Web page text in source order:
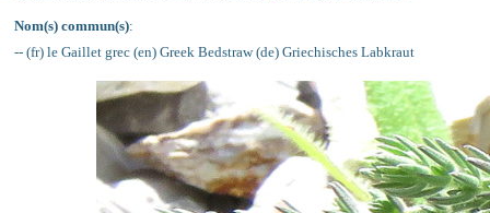
Nom(s) commun(s):
-- (fr) le Gaillet grec (en) Greek Bedstraw (de) Griechisches Labkraut